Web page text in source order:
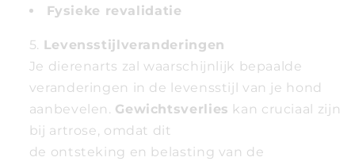
Fysieke revalidatie
Levensstijlveranderingen
Je dierenarts zal waarschijnlijk bepaalde
veranderingen in de levensstijl van je hond
aanbevelen. Gewichtsverlies kan cruciaal zijn
bij artrose, omdat dit
de ontsteking en belasting van de